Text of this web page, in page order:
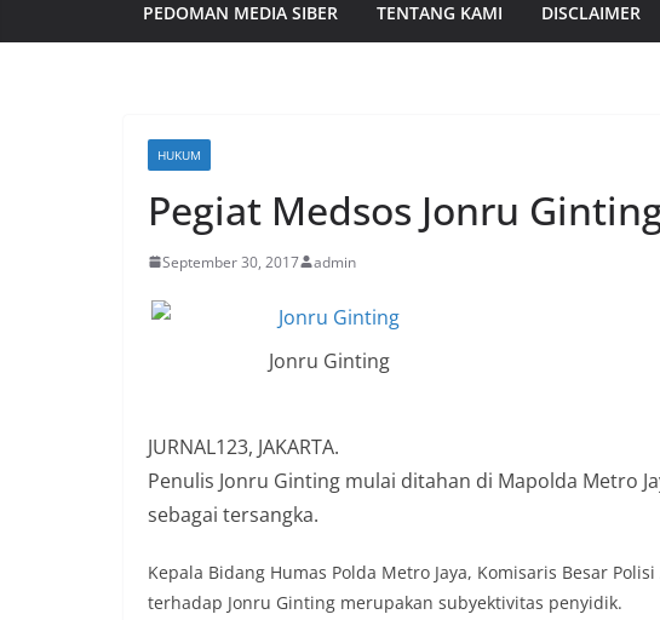
PEDOMAN MEDIA SIBER TENTANG KAMI DISCLAIMER
HUKUM
Pegiat Medsos Jonru
September 30, 2017 admin
Jonru Ginting
JURNAL123, JAKARTA.
Penulis Jonru Ginting mulai ditahan di Mapolda Metro
sebagai tersangka.
Kepala Bidang Humas Polda Metro Jaya, Komisaris Besar
terhadap Jonru Ginting merupakan subyektivitas penyidik.